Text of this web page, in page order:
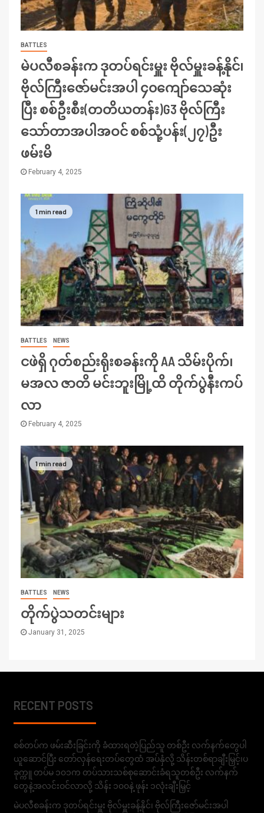
BATTLES
မဲပလီစခန်းက ဒုတပ်ရင်းမှူး ဗိုလ်မှူးခန့်နိုင်၊
ဗိုလ်ကြီးဇော်မင်းအပါ ၄၀ကျော်သေဆုံး
ပြီး စစ်ဦးစီး(တတိယတန်း)G3 ဗိုလ်ကြီး
သော်တာအပါအဝင် စစ်သုံ့ပန်း(၂၇)ဦး
ဖမ်းမိ
February 4, 2025
1 min read
BATTLES NEWS
ငဖဲရှိ ဂုတ်စည်းရိုးစခန်းကို AA သိမ်းပိုက်၊
မအလ ဇာတိ မင်းဘူးမြို့ထိ တိုက်ပွဲနီးကပ်
လာ
February 4, 2025
1 min read
BATTLES NEWS
တိုက်ပွဲသတင်းများ
January 31, 2025
RECENT POSTS
စစ်တပ်က ဖမ်းဆီးခြင်းကို ခံထားရတဲ့ပြည်သူ တစ်ဦး လက်နက်တွေပါ
ယူဆောင်ပြီး တော်လှန်ရေးတပ်တွေထံ အပ်နှံလို့ သိန်းတစ်ရာချီးမြှင့်၊ပ
ခုက္ကူ တပ်မ ၁၀၁က တပ်သားသစ်စုဆောင်းခံရသူတစ်ဦး လက်နက်
တွေနဲ့အလင်းဝင်လာလို့ သိန်း ၁၀၀နဲ့ ဖုန်း ၁လုံးချီးမြှင့်
မဲပလီစခန်းက ဒုတပ်ရင်းမှူး ဗိုလ်မှူးခန့်နိုင်၊ ဗိုလ်ကြီးဇော်မင်းအပါ